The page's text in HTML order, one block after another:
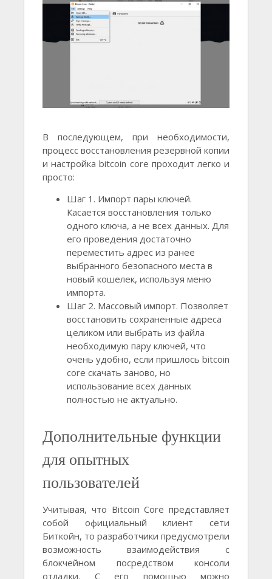
В последующем, при необходимости,
процесс восстановления резервной копии
и настройка bitcoin core проходит легко и
просто:
Шаг 1. Импорт пары ключей.
Касается восстановления только
одного ключа, а не всех данных. Для
его проведения достаточно
переместить адрес из ранее
выбранного безопасного места в
новый кошелек, используя меню
импорта.
Шаг 2. Массовый импорт. Позволяет
восстановить сохраненные адреса
целиком или выбрать из файла
необходимую пару ключей, что
очень удобно, если пришлось bitcoin
core скачать заново, но
использование всех данных
полностью не актуально.
Дополнительные функции
для опытных
пользователей
Учитывая, что Bitcoin Core представляет
собой официальный клиент сети
Биткойн, то разработчики предусмотрели
возможность взаимодействия с
блокчейном посредством консоли
отладки. С его помощью можно